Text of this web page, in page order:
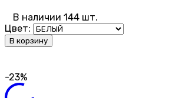
В наличии 144 шт.
Цвет:
В корзину
-23%